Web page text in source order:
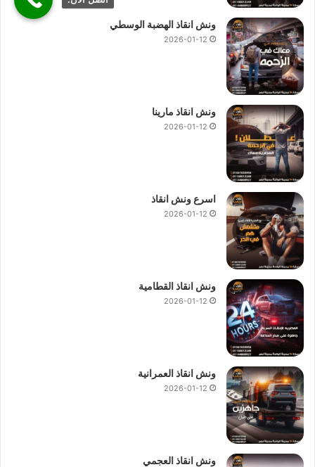
ونش انقاذ الهضبة الوسطي
2026-01-12
ونش انقاذ مارينا
2026-01-12
اسرع ونش انقاذ
2026-01-12
ونش انقاذ القطامية
2026-01-12
ونش انقاذ العمرانية
2026-01-12
ونش انقاذ العجمي